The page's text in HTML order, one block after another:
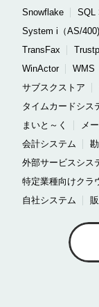
Snowflake
SQL
System i（AS/400)
TransFax
WinActor
WMS
サブスクストア
タイムカードシス
まいと～く
メ
会計システム
外部サービスシス
特定業種向けクラ
自社システム